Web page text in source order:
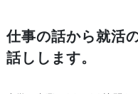
仕事の話から就活
話しします。